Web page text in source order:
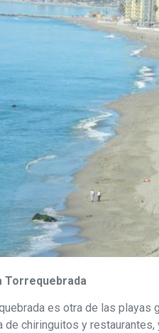
Torrequebrada
es otra de las playas
de chiringuitos y